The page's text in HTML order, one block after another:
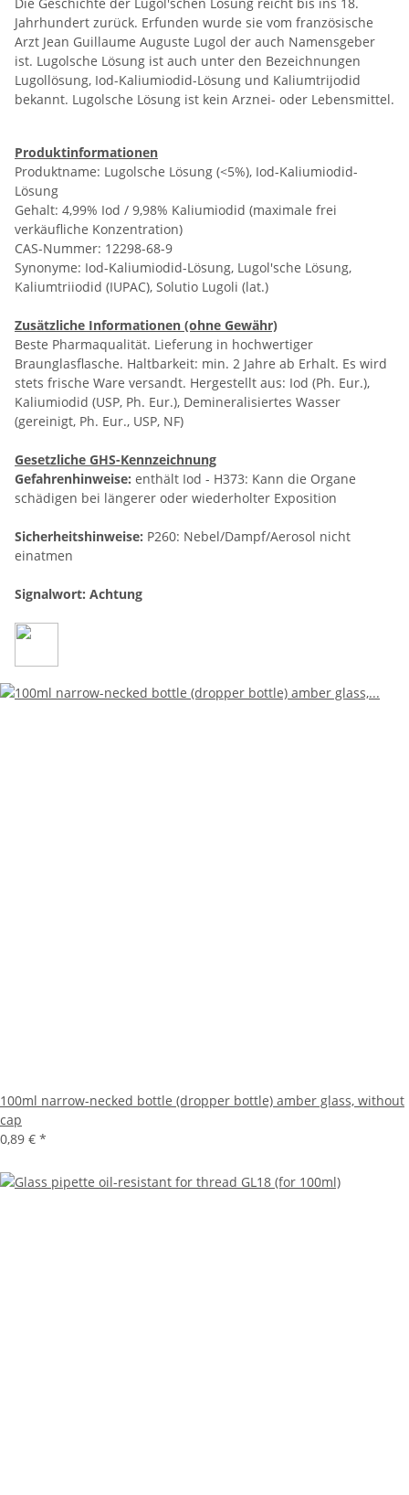
Jahrhundert zurück. Erfunden wurde sie vom französische
Arzt Jean Guillaume Auguste Lugol der auch Namensgeber
ist. Lugolsche Lösung ist auch unter den Bezeichnungen
Lugollösung, Iod-Kaliumiodid-Lösung und Kaliumtrijodid
bekannt. Lugolsche Lösung ist kein Arznei- oder Lebensmittel.
Produktinformationen
Produktname: Lugolsche Lösung (<5%), Iod-Kaliumiodid-
Lösung
Gehalt: 4,99% Iod / 9,98% Kaliumiodid (maximale frei
verkäufliche Konzentration)
CAS-Nummer: 12298-68-9
Synonyme: Iod-Kaliumiodid-Lösung, Lugol'sche Lösung,
Kaliumtriiodid (IUPAC), Solutio Lugoli (lat.)
Zusätzliche Informationen (ohne Gewähr)
Beste Pharmaqualität. Lieferung in hochwertiger
Braunglasflasche. Haltbarkeit: min. 2 Jahre ab Erhalt. Es wird
stets frische Ware versandt. Hergestellt aus: Iod (Ph. Eur.),
Kaliumiodid (USP, Ph. Eur.), Demineralisiertes Wasser
(gereinigt, Ph. Eur., USP, NF)
Gesetzliche GHS-Kennzeichnung
Gefahrenhinweise: enthält Iod - H373: Kann die Organe
schädigen bei längerer oder wiederholter Exposition
Sicherheitshinweise: P260: Nebel/Dampf/Aerosol nicht
einatmen
Signalwort: Achtung
100ml narrow-necked bottle (dropper bottle) amber glass, without
cap
0,89 € *